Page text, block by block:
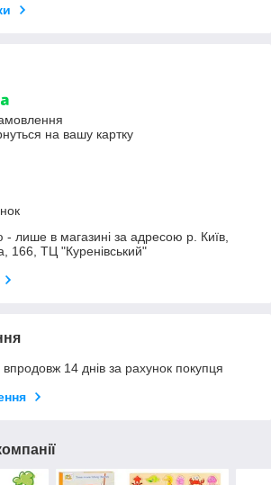
на вашу картку
- лише в магазині за адресою р. Київ,
166, ТЦ "Куренівський"
14 днів за рахунок покупця